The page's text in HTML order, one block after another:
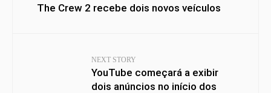
The Crew 2 recebe dois novos veículos
NEXT STORY
YouTube começará a exibir
dois anúncios no início dos